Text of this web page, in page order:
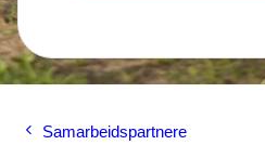
Samarbeidspartnere